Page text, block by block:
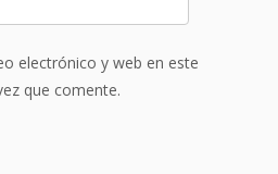
electrónico y web en este
que comente.